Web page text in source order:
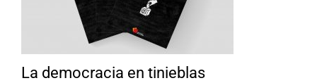
La democracia en tinieblas